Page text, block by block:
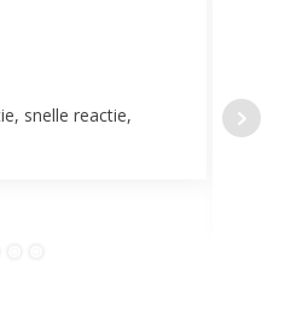
snelle reactie,
door